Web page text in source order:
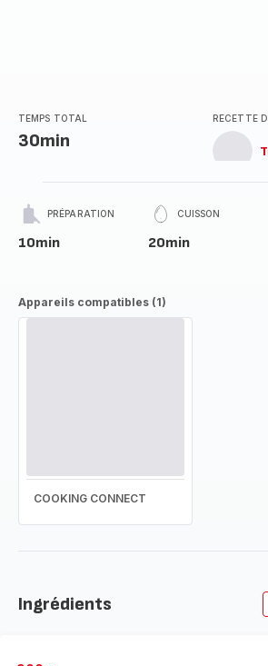
TEMPS TOTAL
30min
RECETTE
PRÉPARATION
10min
CUISSON
20min
Appareils compatibles (1)
COOKING CONNECT
Ingrédients